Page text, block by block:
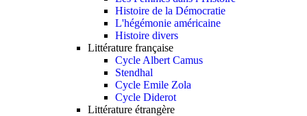
Histoire de la Démocratie
L'hégémonie américaine
Histoire divers
Littérature française
Cycle Albert Camus
Stendhal
Cycle Emile Zola
Cycle Diderot
Littérature étrangère